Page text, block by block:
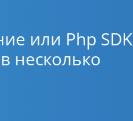
или Php SDK
несколько